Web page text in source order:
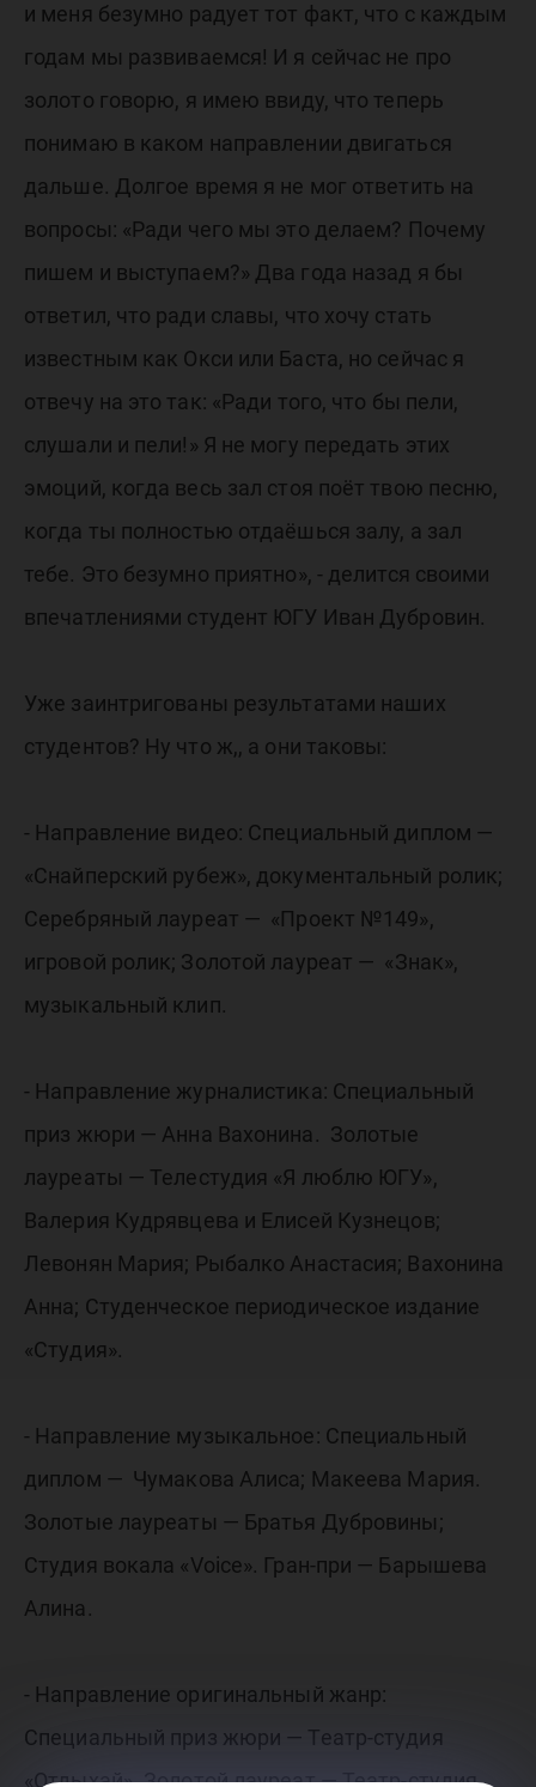
и меня безумно радует тот факт, что с каждым
годам мы развиваемся! И я сейчас не про
золото говорю, я имею ввиду, что теперь
понимаю в каком направлении двигаться
дальше. Долгое время я не мог ответить на
вопросы: «Ради чего мы это делаем? Почему
пишем и выступаем?» Два года назад я бы
ответил, что ради славы, что хочу стать
известным как Окси или Баста, но сейчас я
отвечу на это так: «Ради того, что бы пели,
слушали и пели!» Я не могу передать этих
эмоций, когда весь зал стоя поёт твою песню,
когда ты полностью отдаёшься залу, а зал
тебе. Это безумно приятно», - делится своими
впечатлениями студент ЮГУ Иван Дубровин.
Уже заинтригованы результатами наших
студентов? Ну что ж,, а они таковы:
- Направление видео: Специальный диплом —
«Снайперский рубеж», документальный ролик;
Серебряный лауреат — «Проект №149»,
игровой ролик; Золотой лауреат — «Знак»,
музыкальный клип.
- Направление журналистика: Специальный
приз жюри — Анна Вахонина. Золотые
лауреаты — Телестудия «Я люблю ЮГУ»,
Валерия Кудрявцева и Елисей Кузнецов;
Левонян Мария; Рыбалко Анастасия; Вахонина
Анна; Студенческое периодическое издание
«Студия».
- Направление музыкальное: Специальный
диплом — Чумакова Алиса; Макеева Мария.
Золотые лауреаты — Братья Дубровины;
Студия вокала «Voice». Гран-при — Барышева
Алина.
- Направление оригинальный жанр:
Специальный приз жюри — Театр-студия
«Отдыхай». Золотой лауреат — Театр-студия